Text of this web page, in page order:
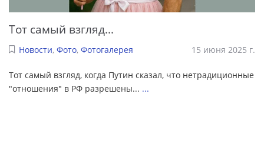
Тот самый взгляд...
Новости, Фото, Фотогалерея 15 июня 2025 г.
Тот самый взгляд, когда Путин сказал, что нетрадиционные
"отношения" в РФ разрешены... ...